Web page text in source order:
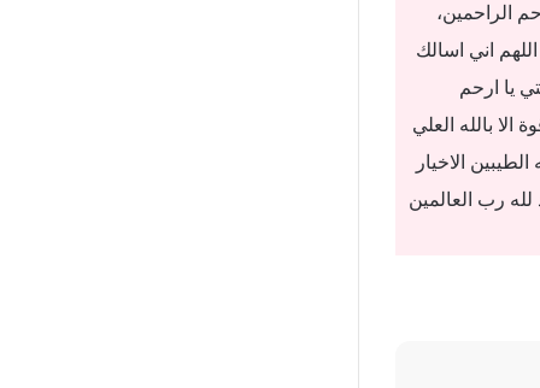
الراحمين،
اني اسالك
يا ارحم
الا بالله العلي
الاخيار
لله رب العالمين